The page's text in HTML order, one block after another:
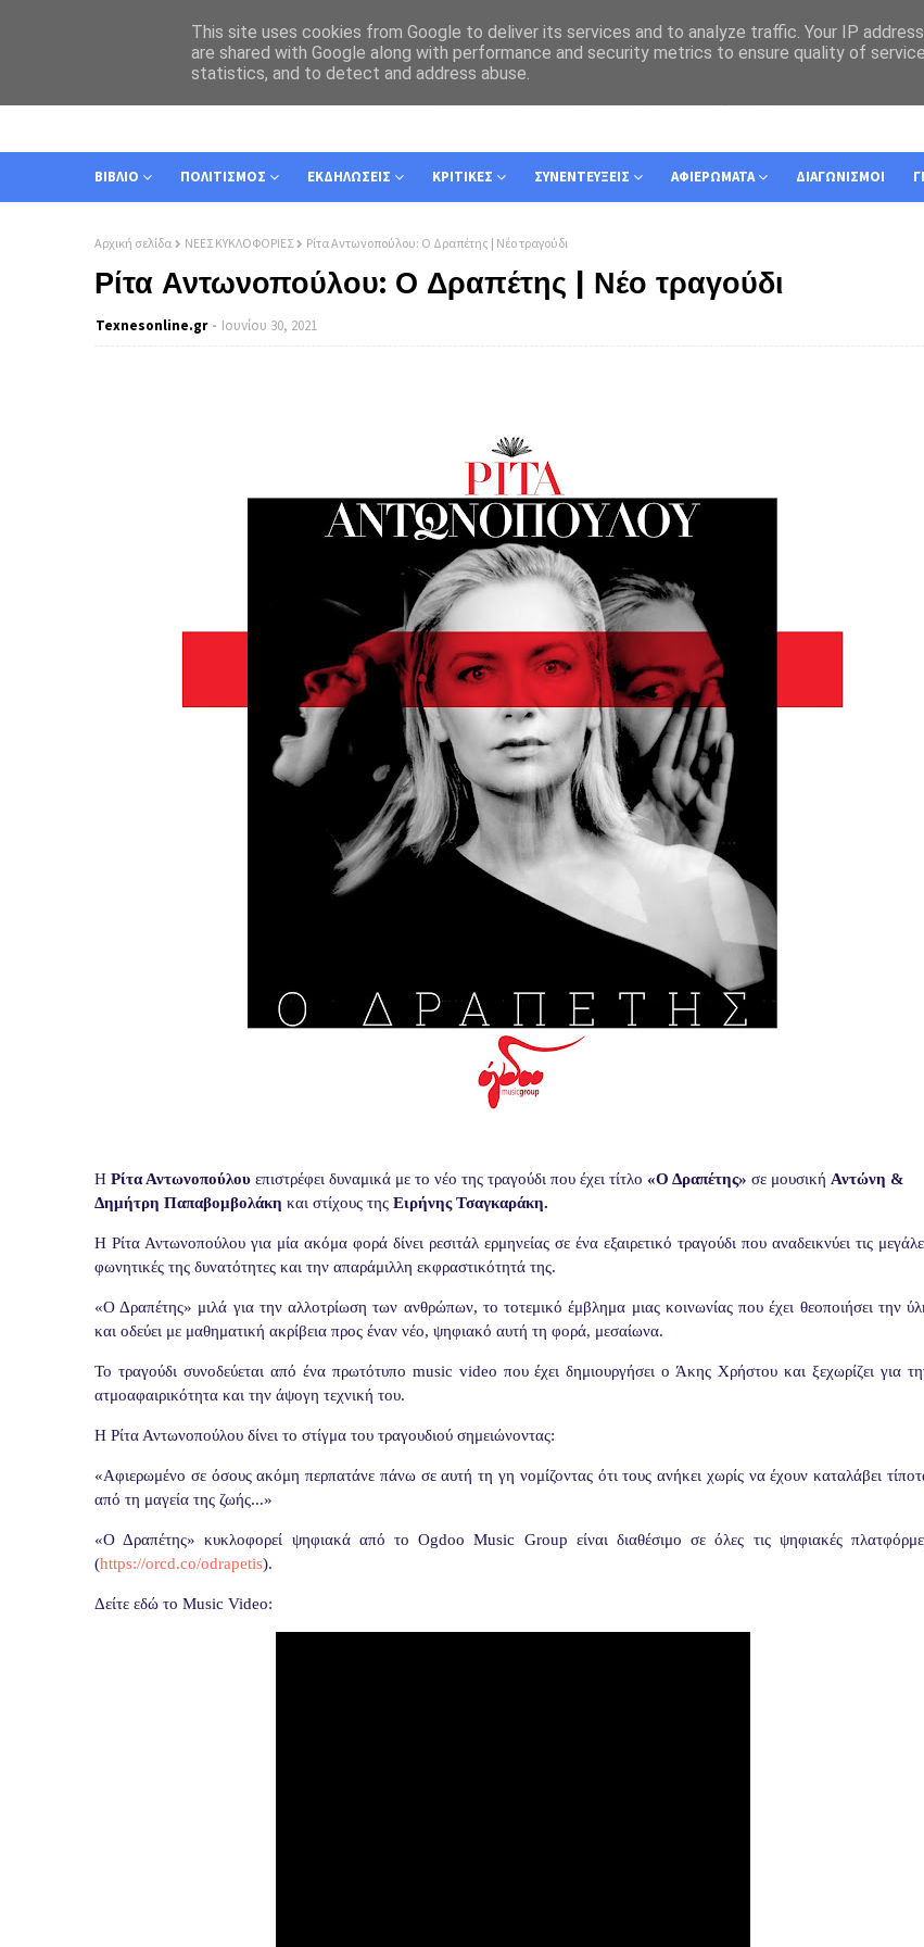
ΣΧΕΤΙΚΑ ΕΠΙΚΟΙΝΩΝΙΑ
ΒΙΒΛΙΟ ΠΟΛΙΤΙΣΜΟΣ ΕΚΔΗΛΩΣΕΙΣ ΚΡΙΤΙΚΕΣ ΣΥΝΕΝΤΕΥΞΕΙΣ ΑΦΙΕΡΩΜΑΤΑ ΔΙΑΓΩΝΙΣΜΟΙ
Αρχική σελίδα ΝΕΕΣ ΚΥΚΛΟΦΟΡΙΕΣ Ρίτα Αντωνοπούλου: Ο Δραπέτης | Νέο τραγούδι
Ρίτα Αντωνοπούλου: Ο Δραπέτης | Νέο τραγούδι
Texnesοnline.gr Ιουνίου 30, 2021
Η Ρίτα Αντωνοπούλου επιστρέφει δυναμικά με το νέο της τραγούδι που έχει τίτλο «Ο Δραπέτης» σε μουσική Αντώνη &
Δημήτρη Παπαβομβολάκη και στίχους της Ειρήνης Τσαγκαράκη.
H Ρίτα Αντωνοπούλου για μία ακόμα φορά δίνει ρεσιτάλ ερμηνείας σε ένα εξαιρετικό τραγούδι που αναδεικνύει τις
φωνητικές της δυνατότητες και την απαράμιλλη εκφραστικότητά της.
«Ο Δραπέτης» μιλά για την αλλοτρίωση των ανθρώπων, το τοτεμικό έμβλημα μιας κοινωνίας που έχει θεοποιήσει την
και οδεύει με μαθηματική ακρίβεια προς έναν νέο, ψηφιακό αυτή τη φορά, μεσαίωνα.
Το τραγούδι συνοδεύεται από ένα πρωτότυπο music video που έχει δημιουργήσει ο Άκης Χρήστου και ξεχωρίζει για
ατμοαφαιρικότητα και την άψογη τεχνική του.
Η Ρίτα Αντωνοπούλου δίνει το στίγμα του τραγουδιού σημειώνοντας:
«Αφιερωμένο σε όσους ακόμη περπατάνε πάνω σε αυτή τη γη νομίζοντας ότι τους ανήκει χωρίς να έχουν καταλάβει
από τη μαγεία της ζωής...»
«Ο Δραπέτης» κυκλοφορεί ψηφιακά από το Ogdoo Music Group είναι διαθέσιμο σε όλες τις ψηφιακές
(https://orcd.co/odrapetis).
Δείτε εδώ το Music Video:
This site uses cookies from Google to deliver its services and to analyze traffic. Your IP
are shared with Google along with performance and security metrics to ensure quality of
statistics, and to detect and address abuse.